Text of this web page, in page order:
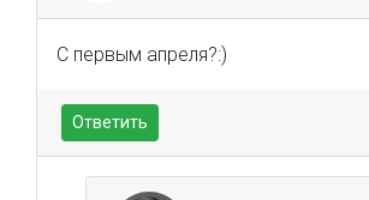
С первым апреля?:)
Ответить